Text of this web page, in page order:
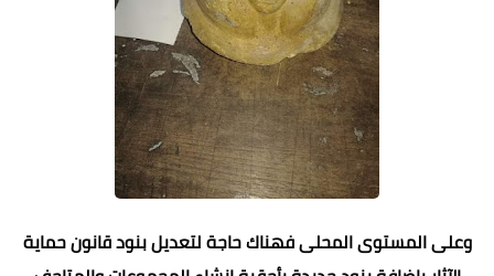
وعلى المستوى المحلى فهناك حاجة لتعديل بنود قانون حماية